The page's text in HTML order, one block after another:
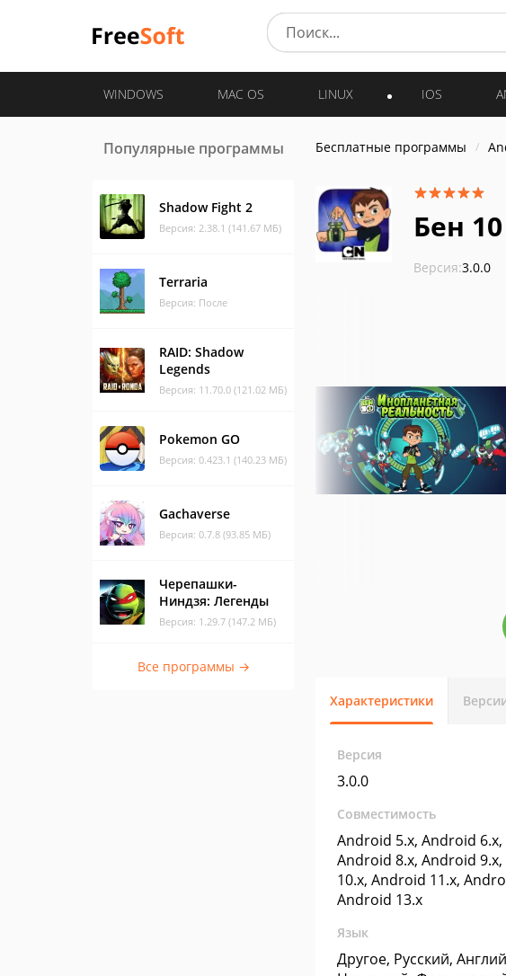
WINDOWS MAC OS LINUX IOS
Популярные программы
Shadow Fight 2
Версия: 2.38.1 (141.67 МБ)
Terraria
Версия: После
RAID: Shadow
Legends
Версия: 11.70.0 (121.02 МБ)
Pokemon GO
Версия: 0.423.1 (140.23 МБ)
Gachaverse
Версия: 0.7.8 (93.85 МБ)
Черепашки-
Ниндзя: Легенды
Версия: 1.29.7 (147.2 МБ)
Все программы →
Бесплатные программы
Бен
Версия:3.0.0
Характеристики
Версия
3.0.0
Совместимость
Android 5.x, Android
Android 8.x, Android
10.x, Android 11.x,
Android 13.x
Язык
Другое, Русский,